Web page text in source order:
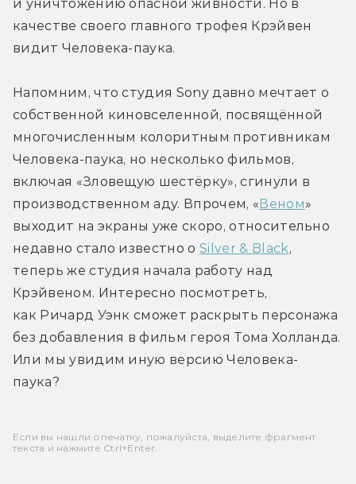
и уничтожению опасной живности. Но в
качестве своего главного трофея Крэйвен
видит Человека-паука.
Напомним, что студия Sony давно мечтает о
собственной киновселенной, посвящённой
многочисленным колоритным противникам
Человека-паука, но несколько фильмов,
включая «Зловещую шестёрку», сгинули в
производственном аду. Впрочем, «Веном»
выходит на экраны уже скоро, относительно
недавно стало известно о Silver & Black,
теперь же студия начала работу над
Крэйвеном. Интересно посмотреть,
как Ричард Уэнк сможет раскрыть персонажа
без добавления в фильм героя Тома Холланда.
Или мы увидим иную версию Человека-
паука?
Если вы нашли опечатку, пожалуйста, выделите фрагмент
текста и нажмите Ctrl+Enter.